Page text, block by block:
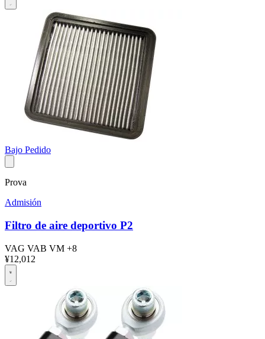
Bajo Pedido
Prova
Admisión
Filtro de aire deportivo P2
VAG VAB VM +8
¥12,012